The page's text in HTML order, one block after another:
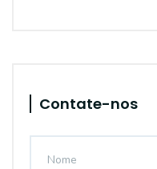
Contate-nos